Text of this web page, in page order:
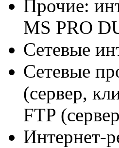
Прочие:
MS PRO
Сетевые
Сетевые
(сервер,
FTP
Интернет-